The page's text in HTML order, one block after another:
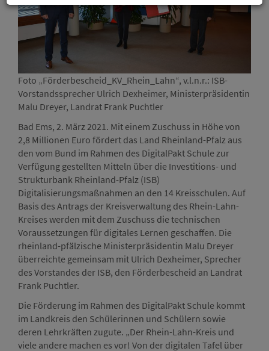
Foto „Förderbescheid_KV_Rhein_Lahn“, v.l.n.r.: ISB-
Vorstandssprecher Ulrich Dexheimer, Ministerpräsidentin
Malu Dreyer, Landrat Frank Puchtler
Bad Ems, 2. März 2021. Mit einem Zuschuss in Höhe von
2,8 Millionen Euro fördert das Land Rheinland-Pfalz aus
den vom Bund im Rahmen des DigitalPakt Schule zur
Verfügung gestellten Mitteln über die Investitions- und
Strukturbank Rheinland-Pfalz (ISB)
Digitalisierungsmaßnahmen an den 14 Kreisschulen. Auf
Basis des Antrags der Kreisverwaltung des Rhein-Lahn-
Kreises werden mit dem Zuschuss die technischen
Voraussetzungen für digitales Lernen geschaffen. Die
rheinland-pfälzische Ministerpräsidentin Malu Dreyer
überreichte gemeinsam mit Ulrich Dexheimer, Sprecher
des Vorstandes der ISB, den Förderbescheid an Landrat
Frank Puchtler.
Die Förderung im Rahmen des DigitalPakt Schule kommt
im Landkreis den Schülerinnen und Schülern sowie
deren Lehrkräften zugute. „Der Rhein-Lahn-Kreis und
viele andere machen es vor! Von der digitalen Tafel über